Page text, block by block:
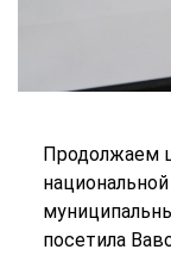
Продолжаем
посетила